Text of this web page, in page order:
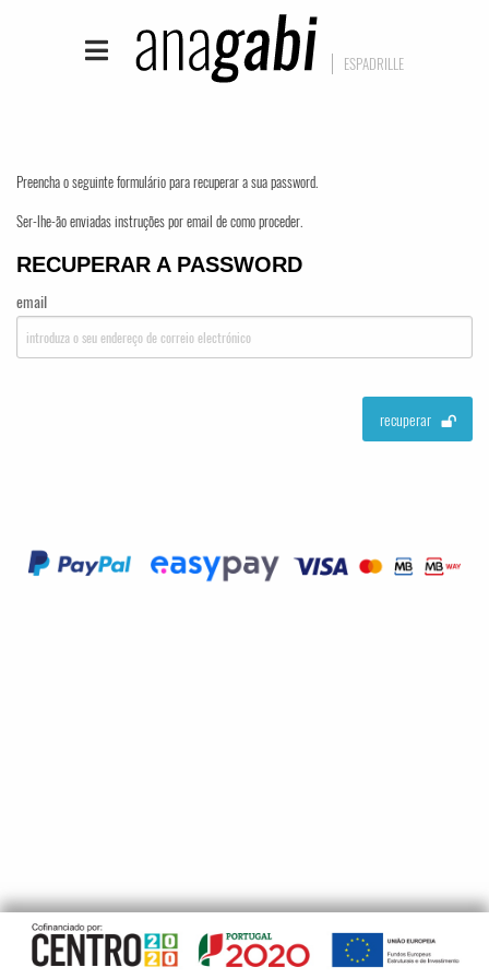
ESPADRILLE
Preencha o seguinte formulário para recuperar a sua password.
Ser-lhe-ão enviadas instruções por email de como proceder.
RECUPERAR A PASSWORD
email
recuperar